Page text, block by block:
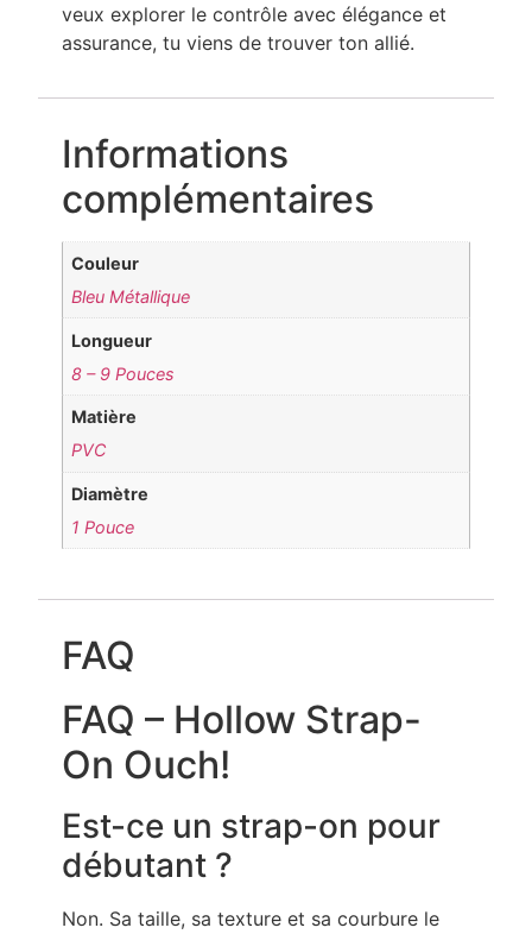
veux explorer le contrôle avec élégance et
assurance, tu viens de trouver ton allié.
Informations
complémentaires
Couleur
Bleu Métallique
Longueur
8 – 9 Pouces
Matière
PVC
Diamètre
1 Pouce
FAQ
FAQ – Hollow Strap-
On Ouch!
Est-ce un strap-on pour
débutant ?
Non. Sa taille, sa texture et sa courbure le